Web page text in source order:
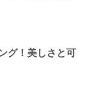
グ！美しさと可